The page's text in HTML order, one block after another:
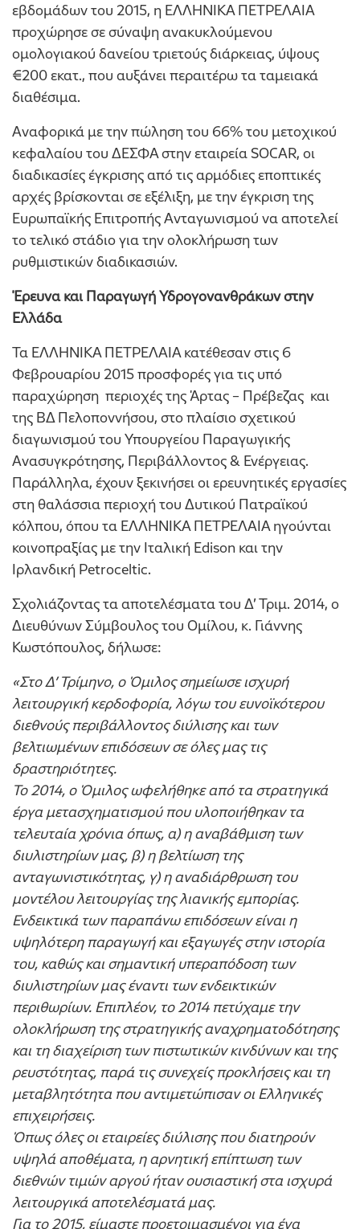
εβδομάδων του 2015, η ΕΛΛΗΝΙΚΑ ΠΕΤΡΕΛΑΙΑ
προχώρησε σε σύναψη ανακυκλούμενου
ομολογιακού δανείου τριετούς διάρκειας, ύψους
€200 εκατ., που αυξάνει περαιτέρω τα ταμειακά
διαθέσιμα.
Αναφορικά με την πώληση του 66% του μετοχικού
κεφαλαίου του ΔΕΣΦΑ στην εταιρεία SOCAR, οι
διαδικασίες έγκρισης από τις αρμόδιες εποπτικές
αρχές βρίσκονται σε εξέλιξη, με την έγκριση της
Ευρωπαϊκής Επιτροπής Ανταγωνισμού να αποτελεί
το τελικό στάδιο για την ολοκλήρωση των
ρυθμιστικών διαδικασιών.
Έρευνα και Παραγωγή Υδρογονανθράκων στην
Ελλάδα
Τα ΕΛΛΗΝΙΚΑ ΠΕΤΡΕΛΑΙΑ κατέθεσαν στις 6
Φεβρουαρίου 2015 προσφορές για τις υπό
παραχώρηση περιοχές της Άρτας – Πρέβεζας και
της ΒΔ Πελοποννήσου, στο πλαίσιο σχετικού
διαγωνισμού του Υπουργείου Παραγωγικής
Ανασυγκρότησης, Περιβάλλοντος & Ενέργειας.
Παράλληλα, έχουν ξεκινήσει οι ερευνητικές εργασίες
στη θαλάσσια περιοχή του Δυτικού Πατραϊκού
κόλπου, όπου τα ΕΛΛΗΝΙΚΑ ΠΕΤΡΕΛΑΙΑ ηγούνται
κοινοπραξίας με την Ιταλική Edison και την
Ιρλανδική Petroceltic.
Σχολιάζοντας τα αποτελέσματα του Δ’ Τριμ. 2014, ο
Διευθύνων Σύμβουλος του Ομίλου, κ. Γιάννης
Κωστόπουλος, δήλωσε:
«Στο Δ’ Τρίμηνο, ο Όμιλος σημείωσε ισχυρή
λειτουργική κερδοφορία, λόγω του ευνοϊκότερου
διεθνούς περιβάλλοντος διύλισης και των
βελτιωμένων επιδόσεων σε όλες μας τις
δραστηριότητες.
Το 2014, ο Όμιλος ωφελήθηκε από τα στρατηγικά
έργα μετασχηματισμού που υλοποιήθηκαν τα
τελευταία χρόνια όπως, α) η αναβάθμιση των
διυλιστηρίων μας, β) η βελτίωση της
ανταγωνιστικότητας, γ) η αναδιάρθρωση του
μοντέλου λειτουργίας της λιανικής εμπορίας.
Ενδεικτικά των παραπάνω επιδόσεων είναι η
υψηλότερη παραγωγή και εξαγωγές στην ιστορία
του, καθώς και σημαντική υπεραπόδοση των
διυλιστηρίων μας έναντι των ενδεικτικών
περιθωρίων. Επιπλέον, το 2014 πετύχαμε την
ολοκλήρωση της στρατηγικής αναχρηματοδότησης
και τη διαχείριση των πιστωτικών κινδύνων και της
ρευστότητας, παρά τις συνεχείς προκλήσεις και τη
μεταβλητότητα που αντιμετώπισαν οι Ελληνικές
επιχειρήσεις.
Όπως όλες οι εταιρείες διύλισης που διατηρούν
υψηλά αποθέματα, η αρνητική επίπτωση των
διεθνών τιμών αργού ήταν ουσιαστική στα ισχυρά
λειτουργικά αποτελέσματά μας.
Για το 2015, είμαστε προετοιμασμένοι για ένα